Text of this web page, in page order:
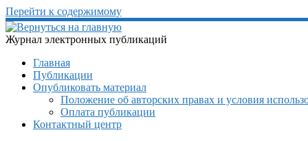
Перейти к содержимому
Журнал электронных публикаций
Главная
Публикации
Опубликовать материал
Положение об авторских правах и условия
Оплата публикации
Контактный центр